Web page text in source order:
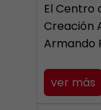
El Centro
Creación
Armando
ver más